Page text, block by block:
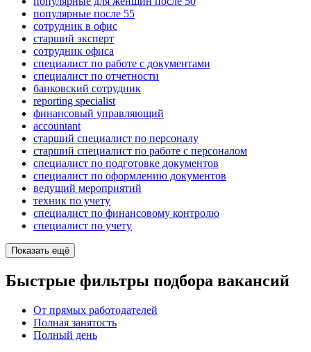
популярные после 55
сотрудник в офис
старший эксперт
сотрудник офиса
специалист по работе с документами
специалист по отчетности
банковский сотрудник
reporting specialist
финансовый управляющий
accountant
старший специалист по персоналу
старший специалист по работе с персоналом
специалист по подготовке документов
специалист по оформлению документов
ведущий мероприятий
техник по учету
специалист по финансовому контролю
специалист по учету
Показать ещё
Быстрые фильтры подбора вакансий
От прямых работодателей
Полная занятость
Полный день